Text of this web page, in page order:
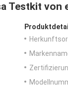
Testkit